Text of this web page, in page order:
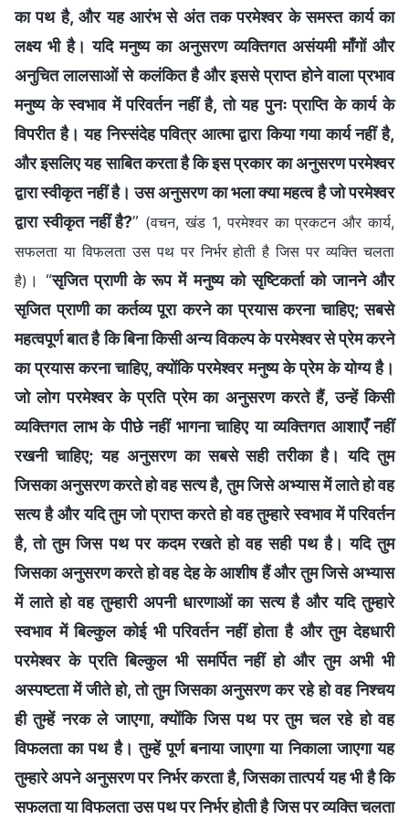
का पथ है, और यह आरंभ से अंत तक परमेश्वर के समस्त कार्य का
लक्ष्य भी है। यदि मनुष्य का अनुसरण व्यक्तिगत असंयमी माँगों और
अनुचित लालसाओं से कलंकित है और इससे प्राप्त होने वाला प्रभाव
मनुष्य के स्वभाव में परिवर्तन नहीं है, तो यह पुनः प्राप्ति के कार्य के
विपरीत है। यह निस्संदेह पवित्र आत्मा द्वारा किया गया कार्य नहीं है,
और इसलिए यह साबित करता है कि इस प्रकार का अनुसरण परमेश्वर
द्वारा स्वीकृत नहीं है। उस अनुसरण का भला क्या महत्व है जो परमेश्वर
द्वारा स्वीकृत नहीं है?” (वचन, खंड 1, परमेश्वर का प्रकटन और कार्य,
सफलता या विफलता उस पथ पर निर्भर होती है जिस पर व्यक्ति चलता
है) । “सृजित प्राणी के रूप में मनुष्य को सृष्टिकर्ता को जानने और
सृजित प्राणी का कर्तव्य पूरा करने का प्रयास करना चाहिए; सबसे
महत्वपूर्ण बात है कि बिना किसी अन्य विकल्प के परमेश्वर से प्रेम करने
का प्रयास करना चाहिए, क्योंकि परमेश्वर मनुष्य के प्रेम के योग्य है।
जो लोग परमेश्वर के प्रति प्रेम का अनुसरण करते हैं, उन्हें किसी
व्यक्तिगत लाभ के पीछे नहीं भागना चाहिए या व्यक्तिगत आशाएँ नहीं
रखनी चाहिए; यह अनुसरण का सबसे सही तरीका है। यदि तुम
जिसका अनुसरण करते हो वह सत्य है, तुम जिसे अभ्यास में लाते हो वह
सत्य है और यदि तुम जो प्राप्त करते हो वह तुम्हारे स्वभाव में परिवर्तन
है, तो तुम जिस पथ पर कदम रखते हो वह सही पथ है। यदि तुम
जिसका अनुसरण करते हो वह देह के आशीष हैं और तुम जिसे अभ्यास
में लाते हो वह तुम्हारी अपनी धारणाओं का सत्य है और यदि तुम्हारे
स्वभाव में बिल्कुल कोई भी परिवर्तन नहीं होता है और तुम देहधारी
परमेश्वर के प्रति बिल्कुल भी समर्पित नहीं हो और तुम अभी भी
अस्पष्टता में जीते हो, तो तुम जिसका अनुसरण कर रहे हो वह निश्चय
ही तुम्हें नरक ले जाएगा, क्योंकि जिस पथ पर तुम चल रहे हो वह
विफलता का पथ है। तुम्हें पूर्ण बनाया जाएगा या निकाला जाएगा यह
तुम्हारे अपने अनुसरण पर निर्भर करता है, जिसका तात्पर्य यह भी है कि
सफलता या विफलता उस पथ पर निर्भर होती है जिस पर व्यक्ति चलता